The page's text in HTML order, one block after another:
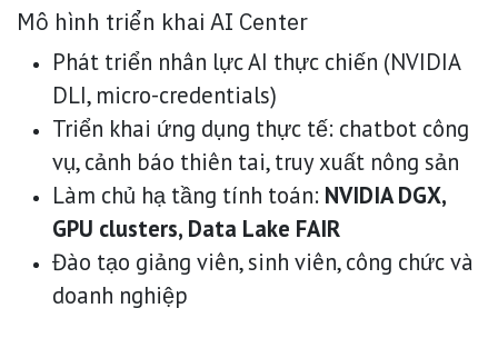
Mô hình triển khai AI Center
Phát triển nhân lực AI thực chiến (NVIDIA
DLI, micro-credentials)
Triển khai ứng dụng thực tế: chatbot công
vụ, cảnh báo thiên tai, truy xuất nông sản
Làm chủ hạ tầng tính toán: NVIDIA DGX,
GPU clusters, Data Lake FAIR
Đào tạo giảng viên, sinh viên, công chức và
doanh nghiệp